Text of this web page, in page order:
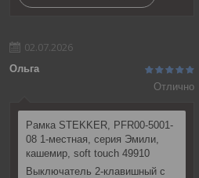
02.07.2026
Ольга
Отлично
Рамка STEKKER, PFR00-5001-
08 1-местная, серия Эмили,
кашемир, soft touch 49910
Выключатель 2-клавишный c